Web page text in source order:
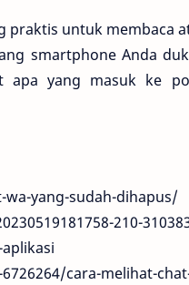
praktis untuk membaca
smartphone Anda
yang masuk ke
yang-sudah-dihapus/
210-
cara-melihat-